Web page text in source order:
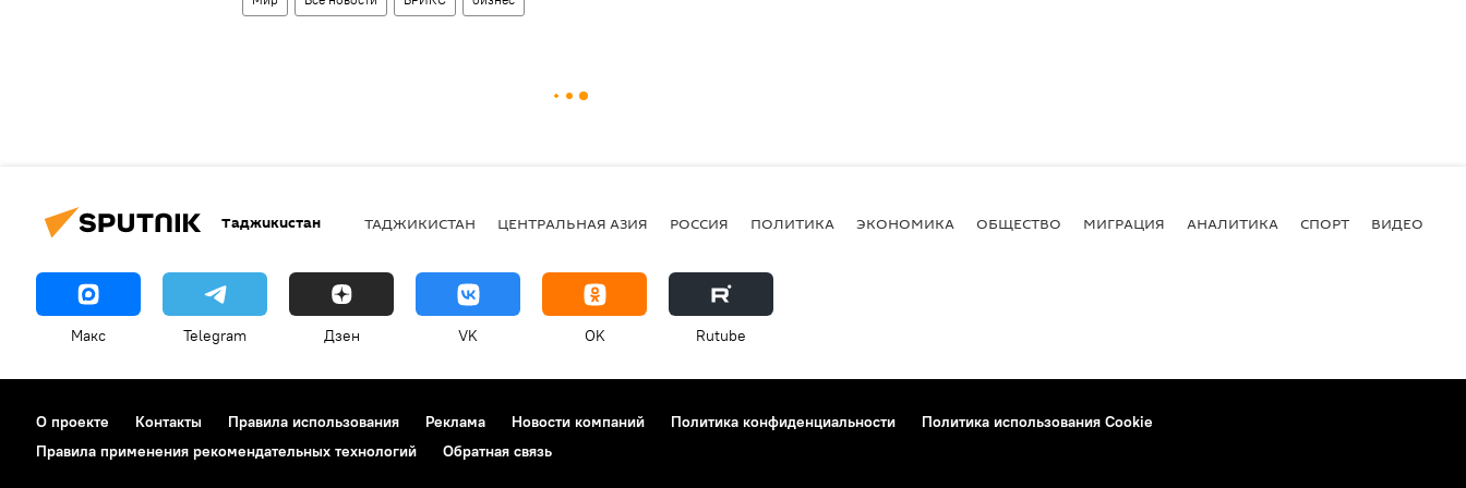
Таджикистан ТАДЖИКИСТАН ЦЕНТРАЛЬНАЯ АЗИЯ РОССИЯ ПОЛИТИКА ЭКОНОМИКА ОБЩЕСТВО МИГРАЦИЯ АНАЛИТИКА СПОРТ ВИДЕО
Макс Telegram Дзен VK OK Rutube
О проекте Контакты Правила использования Реклама Новости компаний Политика конфиденциальности
Политика использования Cookie
Правила применения рекомендательных технологий
Обратная связь